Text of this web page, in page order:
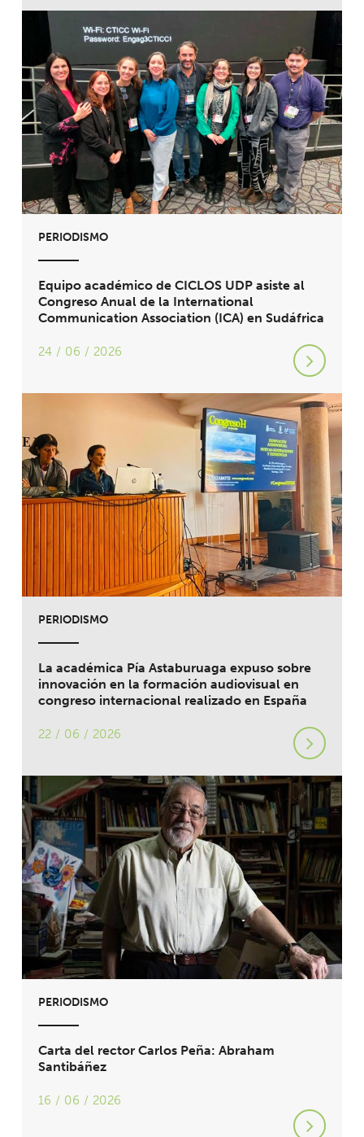
PERIODISMO
Equipo académico de CICLOS UDP asiste al
Congreso Anual de la International
Communication Association (ICA) en Sudáfrica
24 / 06 / 2026
PERIODISMO
La académica Pía Astaburuaga expuso sobre
innovación en la formación audiovisual en
congreso internacional realizado en España
22 / 06 / 2026
PERIODISMO
Carta del rector Carlos Peña: Abraham
Santibáñez
16 / 06 / 2026